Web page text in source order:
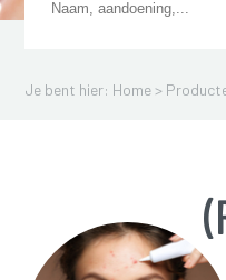
Je bent hier: Home >